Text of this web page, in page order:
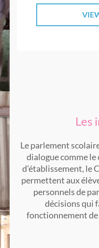
Les
Le parlement
dialogue comme le
d’établissement, le
permettent aux
personnels de
décisions qui
fonctionnement de